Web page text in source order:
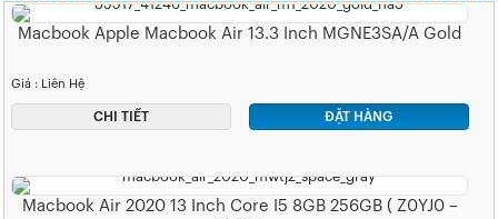
Macbook Apple Macbook Air 13.3 Inch MGNE3SA/A Gold
Giá : Liên Hệ
CHI TIẾT ĐẶT HÀNG
Macbook Air 2020 13 Inch Core I5 8GB 256GB ( Z0YJ0 –